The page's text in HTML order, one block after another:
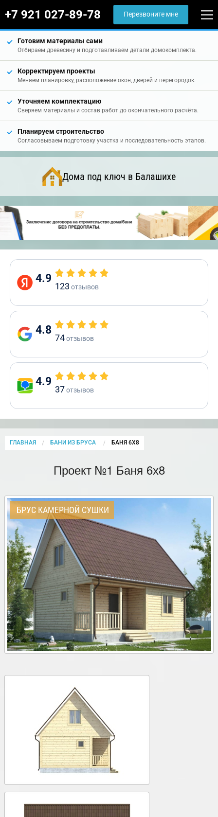
+7 921 027-89-78 Перезвоните мне
Готовим материалы сами
Отбираем древесину и подготавливаем детали домокомплекта.
Корректируем проекты
Меняем планировку, расположение окон, дверей и перегородок.
Уточняем комплектацию
Сверяем материалы и состав работ до окончательного расчёта.
Планируем строительство
Согласовываем подготовку участка и последовательность этапов.
Дома под ключ в Балашихе
4.9
123 отзывов
4.8
74отзывов
4.9
37отзывов
ГЛАВНАЯ БАНИ ИЗ БРУСА CURRENT:
БАНЯ 6Х8
Проект №1 Баня 6х8
БРУС КАМЕРНОЙ СУШКИ